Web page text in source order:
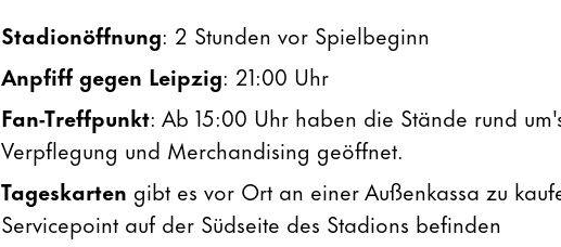
Stadionöffnung: 2 Stunden vor Spielbeginn
Anpfiff gegen Leipzig: 21:00 Uhr
Fan-Treffpunkt: Ab 15:00 Uhr haben die Stände rund
Verpflegung und Merchandising geöffnet.
Tageskarten gibt es vor Ort an einer Außenkassa zu
Servicepoint auf der Südseite des Stadions befinden